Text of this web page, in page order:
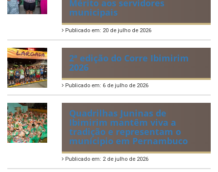
Mérito aos servidores
municipais
Publicado em: 20 de julho de 2026
2ª edição do Corre Ibimirim
2026
Publicado em: 6 de julho de 2026
Quadrilhas Juninas de
Ibimirim mantêm viva a
tradição e representam o
munícipio em Pernambuco
Publicado em: 2 de julho de 2026